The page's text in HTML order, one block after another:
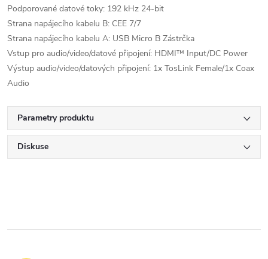
Podporované datové toky: 192 kHz 24-bit
Strana napájecího kabelu B: CEE 7/7
Strana napájecího kabelu A: USB Micro B Zástrčka
Vstup pro audio/video/datové připojení: HDMI™ Input/DC Power
Výstup audio/video/datových připojení: 1x TosLink Female/1x Coax
Audio
Parametry produktu
Diskuse